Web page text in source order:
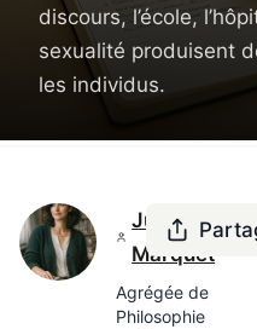
discours, l’école,
sexualité produisent
les individus.
Juliette
Marquet
Agrégée de
Philosophie